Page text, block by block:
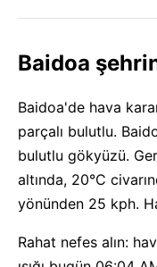
Baidoa
Baidoa'de hava
parçalı bulutlu.
bulutlu gökyüzü.
altında, 20°C
yönünden 25 kph.
Rahat nefes alın: